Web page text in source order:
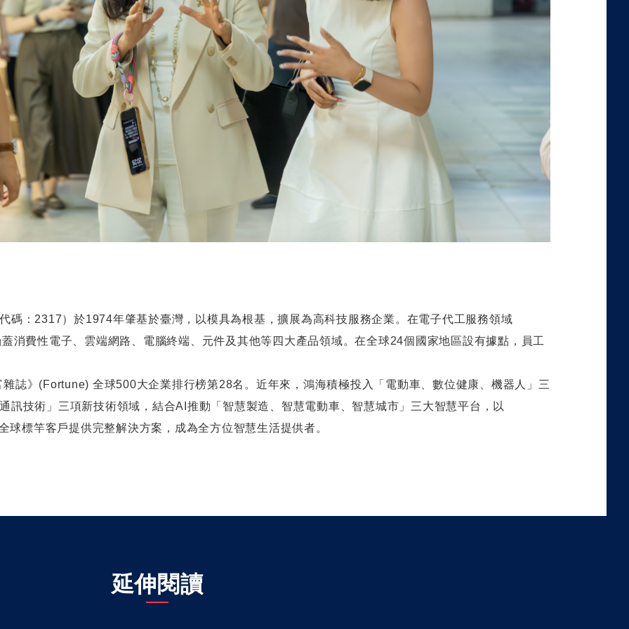
碼： 2317）於1974年肇基於臺灣，以模具為根基，擴展為高科技服務企業。在電子代工服務領域
消費性電子、雲端網路、電腦終端、元件及其他等四大產品領域。在全球24個國家地區設有據點，員工
誌》 (Fortune) 全球500大企業排行榜第28名。近年來，鴻海積極投入「電動車、數位健康、機器人」三
訊技術」三項新技術領域，結合AI 推動「智慧製造、智慧電動車、智慧城市」三大智慧平台，以
球標竿客戶提供完整解決方案，成為全方位智慧生活提供者。
延伸閱讀